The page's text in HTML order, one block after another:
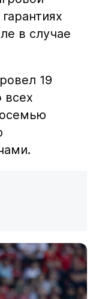
в случае
19
всех